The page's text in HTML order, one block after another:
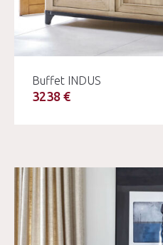
Buffet INDUS
3238 €